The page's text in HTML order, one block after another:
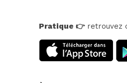
Pratique 👉retrouvez